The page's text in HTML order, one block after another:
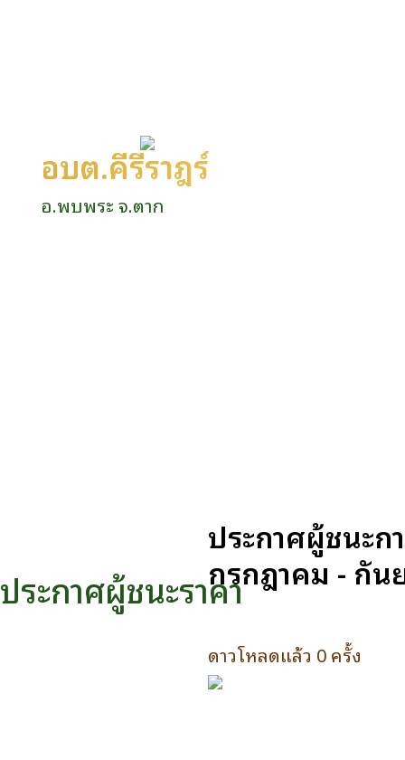
อบต.คีรีราษฎร์
อ.พบพระ จ.ตาก
ประกาศผู้ชนะราคา
ประกาศผู้ชนะก
กรกฎาคม - กัน
ดาวโหลดแล้ว 0 ครั้ง